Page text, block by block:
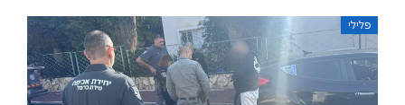
פלילי